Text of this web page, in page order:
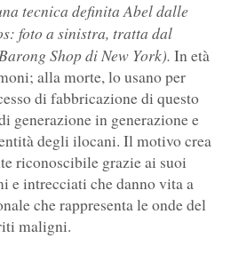
tecnica definita Abel dalle
foto a sinistra, tratta dal
Shop di New York).In età
alla morte, lo usano per
di fabbricazione di questo
generazione in generazione e
degli ilocani. Il motivo crea
riconoscibile grazie ai suoi
intrecciati che danno vita a
che rappresenta le onde del
maligni.